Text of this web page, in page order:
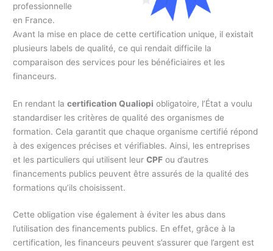
professionnelle
en France.
Avant la mise en place de cette certification unique, il existait
plusieurs labels de qualité, ce qui rendait difficile la
comparaison des services pour les bénéficiaires et les
financeurs.
En rendant lacertification Qualiopi obligatoire, l’État a voulu
standardiser les critères de qualité des organismes de
formation. Cela garantit que chaque organisme certifié répond
à des exigences précises et vérifiables. Ainsi, les entreprises
et les particuliers qui utilisent leurCPF ou d’autres
financements publics peuvent être assurés de la qualité des
formations qu’ils choisissent.
Cette obligation vise également à éviter les abus dans
l’utilisation des financements publics. En effet, grâce à la
certification, les financeurs peuvent s’assurer que l’argent est